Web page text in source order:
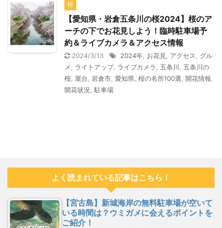
桜
【愛知県・岩倉五条川の桜2024】桜のア
ーチの下でお花見しよう！臨時駐車場予
約＆ライブカメラ＆アクセス情報
2024/3/13 2024年 お花見 アクセス
グル
メ
ライトアップ, ライブカメラ 五条川
五条川の
桜 屋台 岩倉市 愛知県 桜の名所100選 開花情報
開花状況
駐車場
よく読まれている記事はこちら！
【宮古島】新城海岸の無料駐車場が空いて
いる時間は？ウミガメに会えるポイントを
ご紹介！